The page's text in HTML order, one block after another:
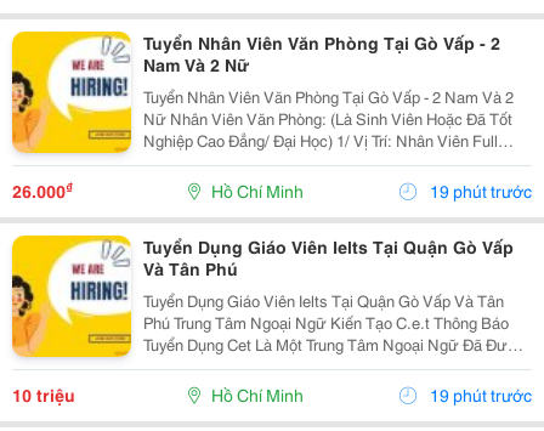
Tuyển Nhân Viên Văn Phòng Tại Gò Vấp - 2
Nam Và 2 Nữ
Tuyển Nhân Viên Văn Phòng Tại Gò Vấp - 2 Nam Và 2
Nữ Nhân Viên Văn Phòng: (Là Sinh Viên Hoặc Đã Tốt
Nghiệp Cao Đẳng/ Đại Học) 1/ Vị Trí: Nhân Viên Full
Time (2 Nam 2 Nữ) Ca Làm: 13:00 Đến 21:00 (1 Tháng
Được Nghỉ Phép 1 Ngày, Và Hưởng Các Ngày...
26.000₫ Hồ Chí Minh 19 phút trước
Tuyển Dụng Giáo Viên Ielts Tại Quận Gò Vấp
Và Tân Phú
Tuyển Dụng Giáo Viên Ielts Tại Quận Gò Vấp Và Tân
Phú Trung Tâm Ngoại Ngữ Kiến Tạo C.e.t Thông Báo
Tuyển Dụng Cet Là Một Trung Tâm Ngoại Ngữ Đã Được
Thành Lập 16 Năm Chuyên Về Chương Trình Anh Văn
Học Thuật Ielts &Ndash; Toefl Ibt. Trung Tâm...
10 triệu Hồ Chí Minh 19 phút trước